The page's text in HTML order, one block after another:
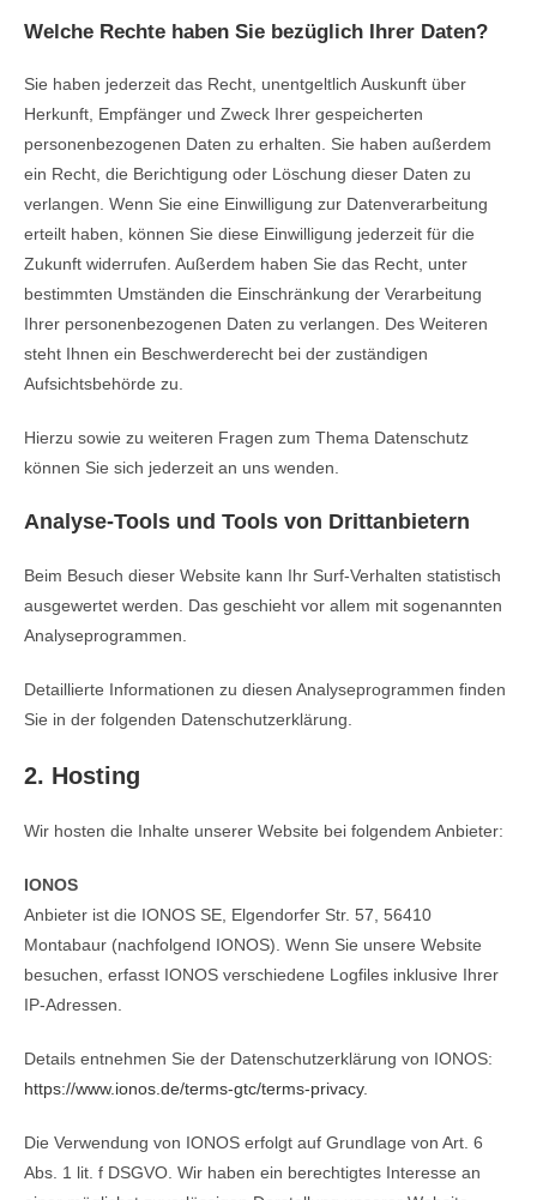
Welche Rechte haben Sie bezüglich Ihrer Daten?
Sie haben jederzeit das Recht, unentgeltlich Auskunft über
Herkunft, Empfänger und Zweck Ihrer gespeicherten
personenbezogenen Daten zu erhalten. Sie haben außerdem
ein Recht, die Berichtigung oder Löschung dieser Daten zu
verlangen. Wenn Sie eine Einwilligung zur Datenverarbeitung
erteilt haben, können Sie diese Einwilligung jederzeit für die
Zukunft widerrufen. Außerdem haben Sie das Recht, unter
bestimmten Umständen die Einschränkung der Verarbeitung
Ihrer personenbezogenen Daten zu verlangen. Des Weiteren
steht Ihnen ein Beschwerderecht bei der zuständigen
Aufsichtsbehörde zu.
Hierzu sowie zu weiteren Fragen zum Thema Datenschutz
können Sie sich jederzeit an uns wenden.
Analyse-Tools und Tools von Dritt­anbietern
Beim Besuch dieser Website kann Ihr Surf-Verhalten statistisch
ausgewertet werden. Das geschieht vor allem mit sogenannten
Analyseprogrammen.
Detaillierte Informationen zu diesen Analyseprogrammen finden
Sie in der folgenden Datenschutzerklärung.
2. Hosting
Wir hosten die Inhalte unserer Website bei folgendem Anbieter:
IONOS
Anbieter ist die IONOS SE, Elgendorfer Str. 57, 56410
Montabaur (nachfolgend IONOS). Wenn Sie unsere Website
besuchen, erfasst IONOS verschiedene Logfiles inklusive Ihrer
IP-Adressen.
Details entnehmen Sie der Datenschutzerklärung von IONOS:
https://www.ionos.de/terms-gtc/terms-privacy.
Die Verwendung von IONOS erfolgt auf Grundlage von Art. 6
Abs. 1 lit. f DSGVO. Wir haben ein berechtigtes Interesse an